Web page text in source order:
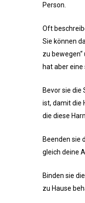
Person.
Oft
Sie können
zu
hat aber eine
Bevor sie
ist, damit die
die diese
Beenden sie
gleich deine
Binden sie
zu Hause